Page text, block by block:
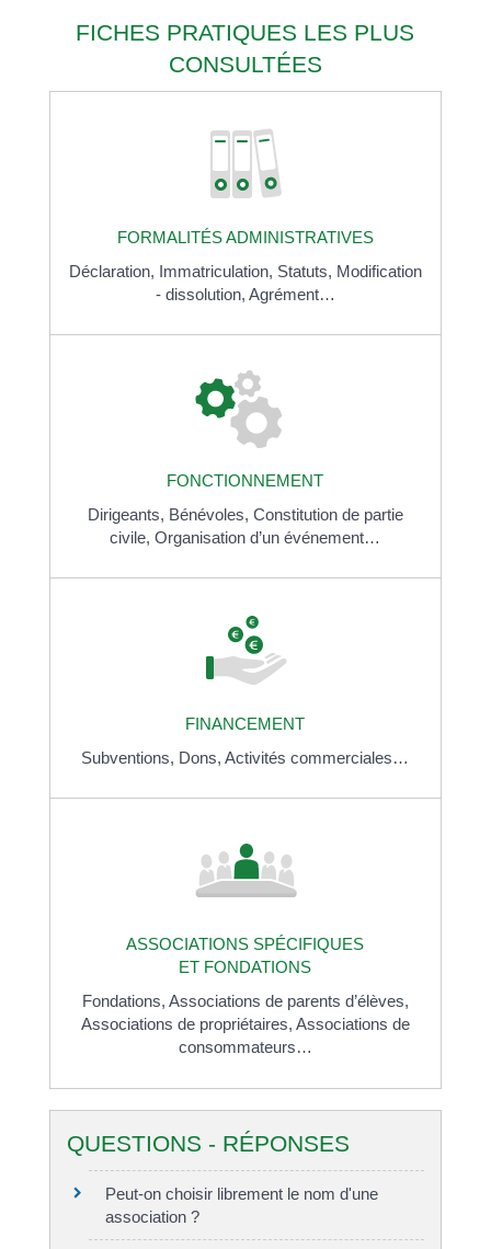
FICHES PRATIQUES LES PLUS
CONSULTÉES
FORMALITÉS ADMINISTRATIVES
Déclaration, Immatriculation, Statuts, Modification
- dissolution, Agrément…
FONCTIONNEMENT
Dirigeants, Bénévoles, Constitution de partie
civile,Organisation d’un événement…
FINANCEMENT
Subventions, Dons,Activités commerciales…
ASSOCIATIONS SPÉCIFIQUES
ET FONDATIONS
Fondations, Associations de parents d’élèves,
Associations de propriétaires, Associations de
consommateurs…
QUESTIONS - RÉPONSES
Peut-on choisir librement le nom d'une
association ?